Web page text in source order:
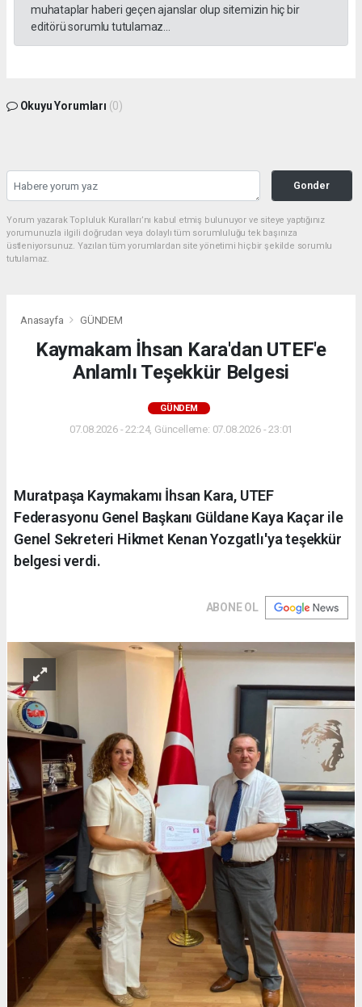
muhataplar haberi geçen ajanslar olup sitemizin hiç bir
editörü sorumlu tutulamaz...
Okuyu Yorumları (0)
Gonder
Yorum yazarak Topluluk Kuralları’nı kabul etmiş bulunuyor ve siteye yaptığınız
yorumunuzla ilgili doğrudan veya dolaylı tüm sorumluluğu tek başınıza
üstleniyorsunuz. Yazılan tüm yorumlardan site yönetimi hiçbir şekilde sorumlu
tutulamaz.
Anasayfa GÜNDEM
Kaymakam İhsan Kara'dan UTEF'e
Anlamlı Teşekkür Belgesi
GÜNDEM
07.08.2026 - 22:24, Güncelleme: 07.08.2026 - 23:01
Muratpaşa Kaymakamı İhsan Kara, UTEF
Federasyonu Genel Başkanı Güldane Kaya Kaçar ile
Genel Sekreteri Hikmet Kenan Yozgatlı'ya teşekkür
belgesi verdi.
ABONE OL